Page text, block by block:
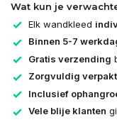
Wat kun je
Elk wandkleed
Binnen 5-7
Gratis verzending
Zorgvuldig verpakt
Inclusief
Vele blije klanten